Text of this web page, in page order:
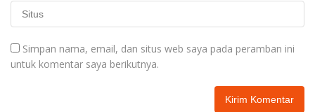
Simpan nama, email, dan situs web saya pada peramban ini
untuk komentar saya berikutnya.